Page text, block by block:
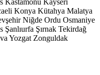
Kastamonu Kayseri
Konya Kütahya Malatya
Niğde Ordu Osmaniye
Şanlıurfa Şırnak Tekirdağ
Yozgat Zonguldak